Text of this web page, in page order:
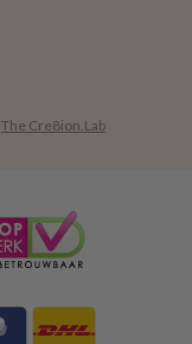
The Cre8ion.Lab